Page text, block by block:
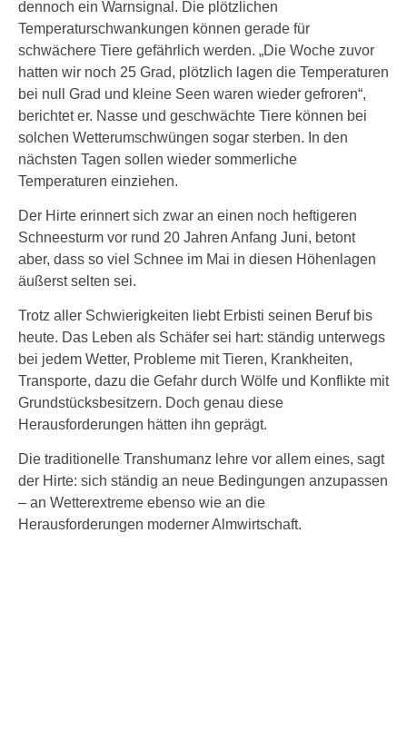
dennoch ein Warnsignal. Die plötzlichen
Temperaturschwankungen können gerade für
schwächere Tiere gefährlich werden. „Die Woche zuvor
hatten wir noch 25 Grad, plötzlich lagen die Temperaturen
bei null Grad und kleine Seen waren wieder gefroren“,
berichtet er. Nasse und geschwächte Tiere können bei
solchen Wetterumschwüngen sogar sterben. In den
nächsten Tagen sollen wieder sommerliche
Temperaturen einziehen.
Der Hirte erinnert sich zwar an einen noch heftigeren
Schneesturm vor rund 20 Jahren Anfang Juni, betont
aber, dass so viel Schnee im Mai in diesen Höhenlagen
äußerst selten sei.
Trotz aller Schwierigkeiten liebt Erbisti seinen Beruf bis
heute. Das Leben als Schäfer sei hart: ständig unterwegs
bei jedem Wetter, Probleme mit Tieren, Krankheiten,
Transporte, dazu die Gefahr durch Wölfe und Konflikte mit
Grundstücksbesitzern. Doch genau diese
Herausforderungen hätten ihn geprägt.
Die traditionelle Transhumanz lehre vor allem eines, sagt
der Hirte: sich ständig an neue Bedingungen anzupassen
– an Wetterextreme ebenso wie an die
Herausforderungen moderner Almwirtschaft.